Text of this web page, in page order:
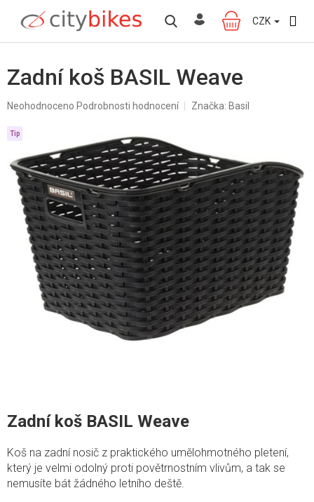
obsah
NÁKUPNÍ
KOŠÍK
CZK
Zadní koš BASIL Weave
Průměrné
produktu
z
hvězdiček.
Neohodnoceno Podrobnosti hodnocení Značka: Basil
Tip
Zadní koš BASIL Weave
Koš na zadní nosič z praktického umělohmotného pletení,
který je velmi odolný proti povětrnostním vlivům, a tak se
nemusíte bát žádného letního deště.